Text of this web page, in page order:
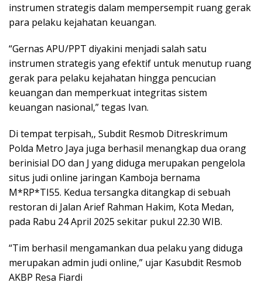
instrumen strategis dalam mempersempit ruang gerak
para pelaku kejahatan keuangan.
“Gernas APU/PPT diyakini menjadi salah satu
instrumen strategis yang efektif untuk menutup ruang
gerak para pelaku kejahatan hingga pencucian
keuangan dan memperkuat integritas sistem
keuangan nasional,” tegas Ivan.
Di tempat terpisah,, Subdit Resmob Ditreskrimum
Polda Metro Jaya juga berhasil menangkap dua orang
berinisial DO dan J yang diduga merupakan pengelola
situs judi online jaringan Kamboja bernama
M*RP*TI55. Kedua tersangka ditangkap di sebuah
restoran di Jalan Arief Rahman Hakim, Kota Medan,
pada Rabu 24 April 2025 sekitar pukul 22.30 WIB.
“Tim berhasil mengamankan dua pelaku yang diduga
merupakan admin judi online,” ujar Kasubdit Resmob
AKBP Resa Fiardi